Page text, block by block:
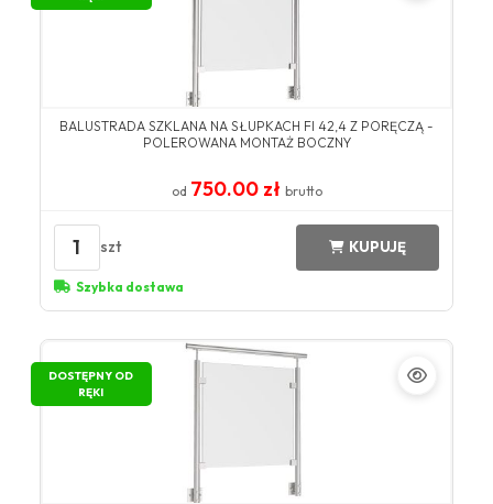
BALUSTRADA SZKLANA NA SŁUPKACH FI 42,4 Z PORĘCZĄ -
POLEROWANA MONTAŻ BOCZNY
od 750.00 zł brutto
1 szt KUPUJĘ
Szybka dostawa
DOSTĘPNY OD
RĘKI